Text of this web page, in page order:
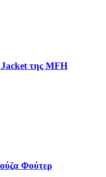
της MFH
Φούτερ